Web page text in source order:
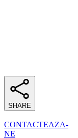
SHARE
CONTACTEAZA-
NE